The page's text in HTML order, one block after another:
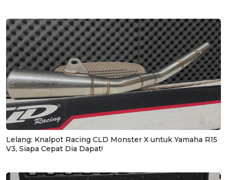
Lelang: Knalpot Racing CLD Monster X untuk Yamaha R15
V3, Siapa Cepat Dia Dapat!